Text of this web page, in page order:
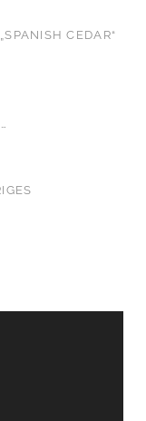
CEDAR“